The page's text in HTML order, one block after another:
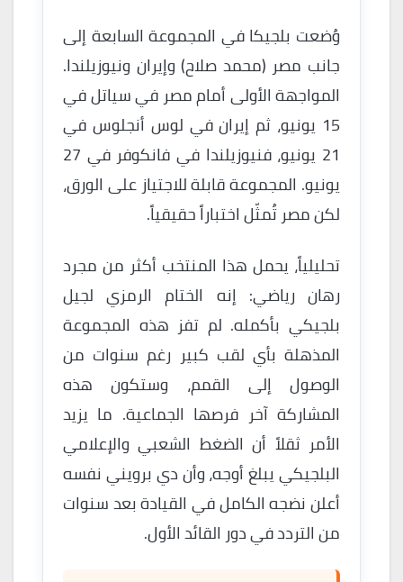
وُضعت بلجيكا في المجموعة السابعة إلى
جانب مصر (محمد صلاح) وإيران ونيوزيلندا.
المواجهة الأولى أمام مصر في سياتل في
15 يونيو، ثم إيران في لوس أنجلوس في
21 يونيو، فنيوزيلندا في فانكوفر في 27
يونيو. المجموعة قابلة للاجتياز على الورق،
لكن مصر تُمثّل اختباراً حقيقياً.
تحليلياً، يحمل هذا المنتخب أكثر من مجرد
رهان رياضي: إنه الختام الرمزي لجيل
بلجيكي بأكمله. لم تفز هذه المجموعة
المذهلة بأي لقب كبير رغم سنوات من
الوصول إلى القمم، وستكون هذه
المشاركة آخر فرصها الجماعية. ما يزيد
الأمر ثقلاً أن الضغط الشعبي والإعلامي
البلجيكي يبلغ أوجه، وأن دي برويني نفسه
أعلن نضجه الكامل في القيادة بعد سنوات
من التردد في دور القائد الأول.